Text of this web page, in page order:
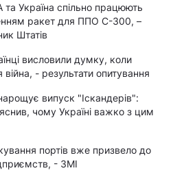
Україна спільно працюють
ракет для ППО С-300, –
Штатів
висловили думку, коли
війна, - результати опитування
випуск "Іскандерів":
чому Україні важко з цим
портів вже призвело до
- ЗМІ